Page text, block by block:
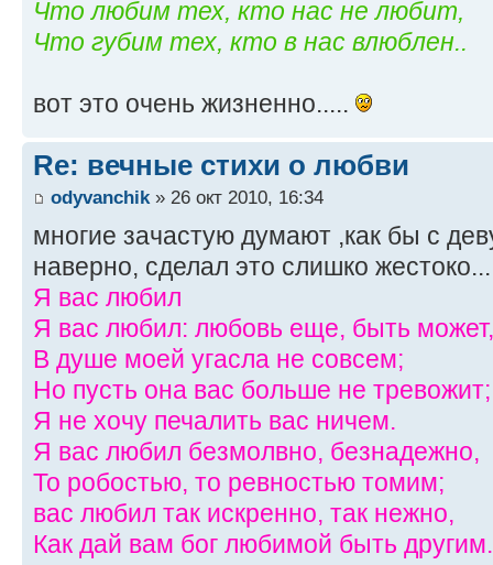
Что любим тех, кто нас не любит,
Что губим тех, кто в нас влюблен..
вот это очень жизненно.....
Re: вечные стихи о любви
odyvanchik» 26 окт 2010, 16:34
многие зачастую думают ,как бы с
наверно, сделал это слишко
Я вас любил
Я вас любил: любовь еще, быть может,
В душе моей угасла не совсем;
Но пусть она вас больше не тревожит;
Я не хочу печалить вас ничем.
Я вас любил безмолвно, безнадежно,
То робостью, то ревностью томим;
вас любил так искренно, так нежно,
Как дай вам бог любимой быть другим.